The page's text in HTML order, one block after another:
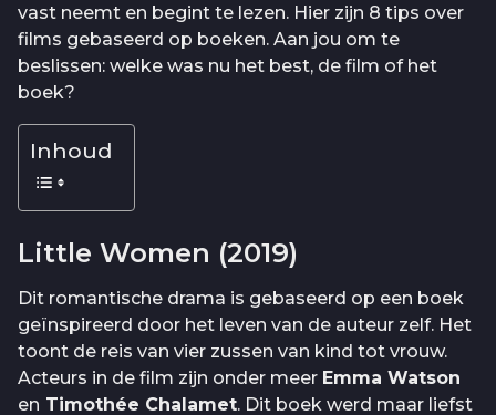
vast neemt en begint te lezen. Hier zijn 8 tips over
films gebaseerd op boeken. Aan jou om te
beslissen: welke was nu het best, de film of het
boek?
Inhoud
Little Women (2019)
Dit romantische drama is gebaseerd op een boek
geïnspireerd door het leven van de auteur zelf. Het
toont de reis van vier zussen van kind tot vrouw.
Acteurs in de film zijn onder meer Emma Watson
en Timothée Chalamet. Dit boek werd maar liefst